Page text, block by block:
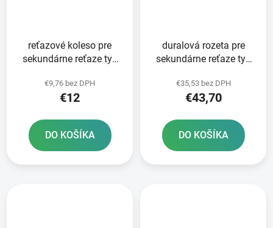
reťazové koleso pre
sekundárne reťaze typ
zubov
€9,76 bez DPH
€12
DO KOŠÍKA
duralová rozeta pre
sekundárne reťaze typ
€35,53 bez DPH
€43,70
DO KOŠÍKA